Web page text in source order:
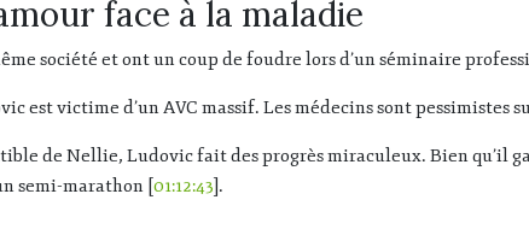
face à la maladie
société et ont un coup de foudre lors d’un séminaire
est victime d’un AVC massif. Les médecins sont pessimistes
de Nellie, Ludovic fait des progrès miraculeux. Bien qu’il
semi-marathon [01:12:43].